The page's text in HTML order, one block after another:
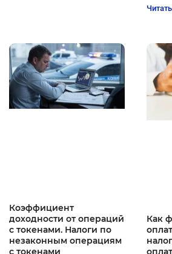
Коэффициент
доходности от операций
с токенами. Налоги по
незаконным операциям
с токенами
Как